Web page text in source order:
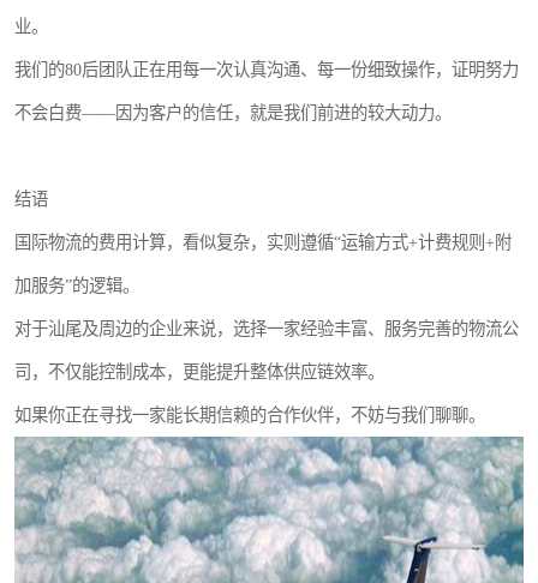
业。
我们的80后团队正在用每一次认真沟通、每一份细致操作，证明努力
不会白费——因为客户的信任，就是我们前进的较大动力。
结语
国际物流的费用计算，看似复杂，实则遵循“运输方式+计费规则+附
加服务”的逻辑。
对于汕尾及周边的企业来说，选择一家经验丰富、服务完善的物流公
司，不仅能控制成本，更能提升整体供应链效率。
如果你正在寻找一家能长期信赖的合作伙伴，不妨与我们聊聊。